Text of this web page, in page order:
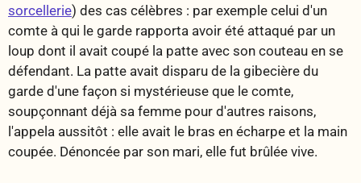
sorcellerie) des cas célèbres : par exemple celui d'un
comte à qui le garde rapporta avoir été attaqué par un
loup dont il avait coupé la patte avec son couteau en se
défendant. La patte avait disparu de la gibecière du
garde d'une façon si mystérieuse que le comte,
soupçonnant déjà sa femme pour d'autres raisons,
l'appela aussitôt : elle avait le bras en écharpe et la main
coupée. Dénoncée par son mari, elle fut brûlée vive.